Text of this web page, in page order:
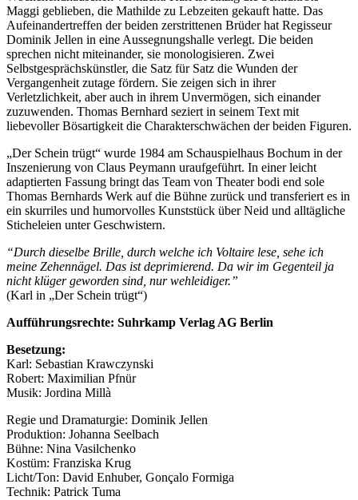
Maggi geblieben, die Mathilde zu Lebzeiten gekauft hatte. Das
Aufeinandertreffen der beiden zerstrittenen Brüder hat Regisseur
Dominik Jellen in eine Aussegnungshalle verlegt. Die beiden
sprechen nicht miteinander, sie monologisieren. Zwei
Selbstgesprächskünstler, die Satz für Satz die Wunden der
Vergangenheit zutage fördern. Sie zeigen sich in ihrer
Verletzlichkeit, aber auch in ihrem Unvermögen, sich einander
zuzuwenden. Thomas Bernhard seziert in seinem Text mit
liebevoller Bösartigkeit die Charakterschwächen der beiden Figuren.
„Der Schein trügt“ wurde 1984 am Schauspielhaus Bochum in der
Inszenierung von Claus Peymann uraufgeführt. In einer leicht
adaptierten Fassung bringt das Team von Theater bodi end sole
Thomas Bernhards Werk auf die Bühne zurück und transferiert es in
ein skurriles und humorvolles Kunststück über Neid und alltägliche
Sticheleien unter Geschwistern.
“Durch dieselbe Brille, durch welche ich Voltaire lese, sehe ich
meine Zehennägel. Das ist deprimierend. Da wir im Gegenteil ja
nicht klüger geworden sind, nur wehleidiger.”
(Karl in „Der Schein trügt“)
Aufführungsrechte: Suhrkamp Verlag AG Berlin
Besetzung:
Karl: Sebastian Krawczynski
Robert: Maximilian Pfnür
Musik: Jordina Millà
Regie und Dramaturgie: Dominik Jellen
Produktion: Johanna Seelbach
Bühne: Nina Vasilchenko
Kostüm: Franziska Krug
Licht/Ton: David Enhuber, Gonçalo Formiga
Technik: Patrick Tuma